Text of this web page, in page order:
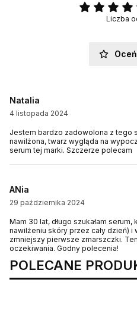
Liczba
Natalia
4 listopada 2024
Jestem bardzo zadowolona z tego
nawilżona, twarz wygląda na
serum tej marki. Szczerze polecam
ANia
29 października 2024
Mam 30 lat, długo szukałam
nawilżeniu skóry przez cały dzień) i
zmniejszy pierwsze zmarszczki.
oczekiwania. Godny polecenia!
POLECANE